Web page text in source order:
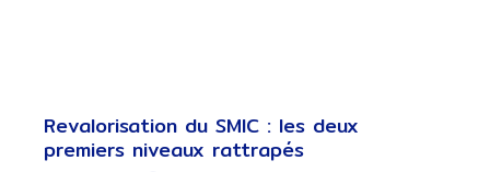
Revalorisation du SMIC : les deux
premiers niveaux rattrapés